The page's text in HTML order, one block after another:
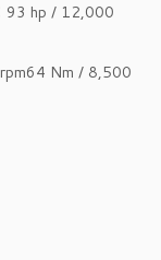
93 hp / 12,000
Nm / 8,500